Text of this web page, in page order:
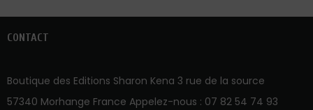
CONTACT
Boutique des Editions Sharon Kena 3 rue de la source
57340 Morhange France Appelez-nous : 07 82 54 74 93